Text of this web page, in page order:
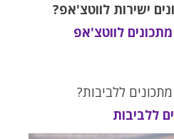
ישירות לווטצ'אפ?
מתכונים לווטצ'אפ
ללביבות?
ללביבות